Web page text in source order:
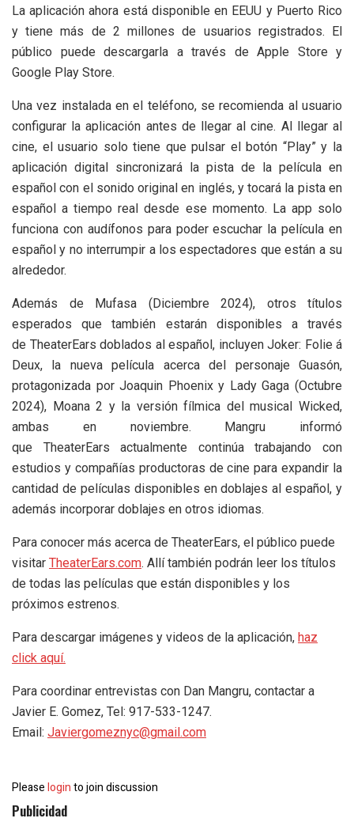
La aplicación ahora está disponible en EEUU y Puerto Rico
y tiene más de 2 millones de usuarios registrados. El
público puede descargarla a través de Apple Store y
Google Play Store.
Una vez instalada en el teléfono, se recomienda al usuario
configurar la aplicación antes de llegar al cine. Al llegar al
cine, el usuario solo tiene que pulsar el botón “Play” y la
aplicación digital sincronizará la pista de la película en
español con el sonido original en inglés, y tocará la pista en
español a tiempo real desde ese momento. La app solo
funciona con audífonos para poder escuchar la película en
español y no interrumpir a los espectadores que están a su
alrededor.
Además de Mufasa (Diciembre 2024), otros títulos
esperados que también estarán disponibles a través
de TheaterEars doblados al español, incluyen Joker: Folie á
Deux, la nueva película acerca del personaje Guasón,
protagonizada por Joaquin Phoenix y Lady Gaga (Octubre
2024), Moana 2 y la versión fílmica del musical Wicked,
ambas en noviembre. Mangru informó
que TheaterEars actualmente continúa trabajando con
estudios y compañías productoras de cine para expandir la
cantidad de películas disponibles en doblajes al español, y
además incorporar doblajes en otros idiomas.
Para conocer más acerca de TheaterEars, el público puede
visitar TheaterEars.com. Allí también podrán leer los títulos
de todas las películas que están disponibles y los
próximos estrenos.
Para descargar imágenes y videos de la aplicación, haz
click aquí.
Para coordinar entrevistas con Dan Mangru, contactar a
Javier E. Gomez, Tel: 917-533-1247.
Email: Javiergomeznyc@gmail.com
Pleaseloginto join discussion
Publicidad